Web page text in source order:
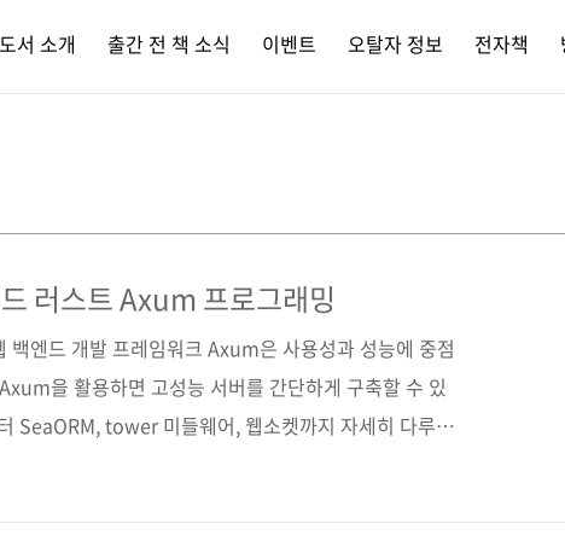
도서 소개 출간 전 책 소식 이벤트 오탈자 정보 전자책
러스트 Axum 프로그래밍
백엔드 개발 프레임워크 Axum은 사용성과 성능에 중점
을 활용하면 고성능 서버를 간단하게 구축할 수 있
SeaORM, tower 미들웨어, 웹소켓까지 자세히 다루며,
학습할 수 있도록 구성되었다. 채팅 앱 서비스는 프런